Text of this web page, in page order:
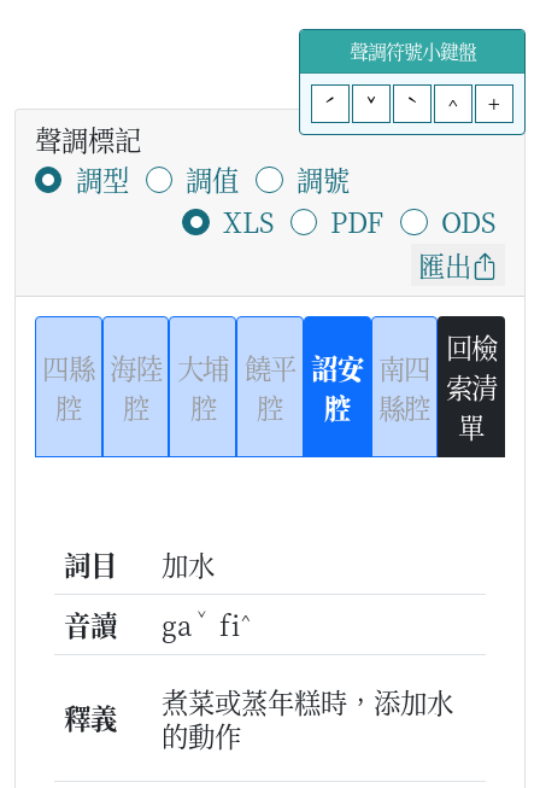
聲調符號小鍵盤
ˊ
ˇ ˋ ^ +
聲調標記
調型
調值
調號
XLS
PDF
ODS
匯出
四縣
腔
海陸
腔
大埔
腔
饒平
腔
詔安
腔
南四
縣腔
回檢
索清
單
詞目
加水
音讀
ga ˇ fi^
釋義
煮菜或蒸年糕時，添加水
的動作